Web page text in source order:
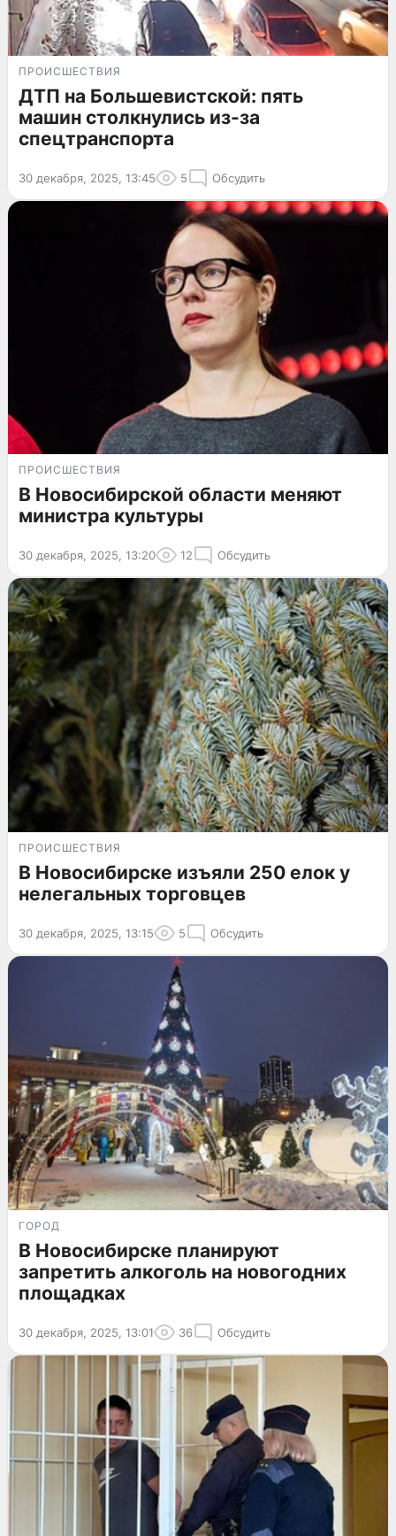
ПРОИСШЕСТВИЯ
ДТП на Большевистской: пять
машин столкнулись из-за
спецтранспорта
30 декабря, 2025, 13:45 5 Обсудить
ПРОИСШЕСТВИЯ
В Новосибирской области меняют
министра культуры
30 декабря, 2025, 13:20 12 Обсудить
ПРОИСШЕСТВИЯ
В Новосибирске изъяли 250 елок у
нелегальных торговцев
30 декабря, 2025, 13:15 5 Обсудить
ГОРОД
В Новосибирске планируют
запретить алкоголь на новогодних
площадках
30 декабря, 2025, 13:01 36 Обсудить